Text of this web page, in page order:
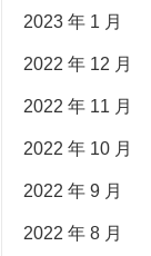
2023 年 1 月
2022 年 12 月
2022 年 11 月
2022 年 10 月
2022 年 9 月
2022 年 8 月